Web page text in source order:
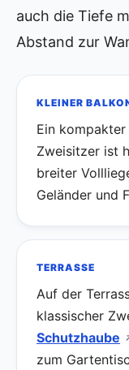
auch die Tiefe
Abstand zur
KLEINER
Ein
Zweisitzer ist
breiter
Geländer und
TERRASSE
Auf der
klassischer
Schutzhaube
zum